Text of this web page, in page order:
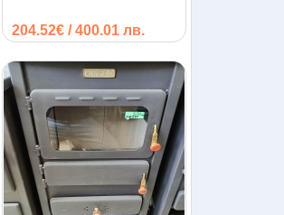
допринася за селския стил
да добавим големият
понижава разхода и
на варива и печива.
безопасно. Много е важно
204.52€ / 400.01 лв.